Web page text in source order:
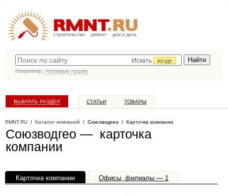
строительство ремонт дом и дача
Искать
везде
Например, тепловые пушки
ВЫБРАТЬ РАЗДЕЛ СТАТЬИ ТОВАРЫ
RMNT.RU / Каталог компаний / Союзводгео / Карточка компании
Союзводгео — карточка
компании
Карточка компании Офисы, филиалы — 1